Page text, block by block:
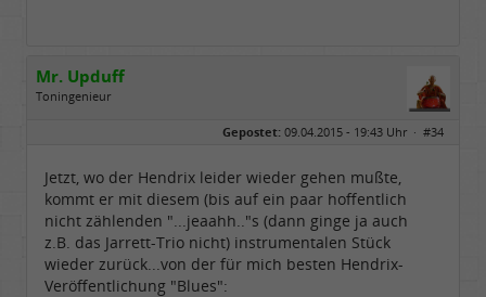
Mr. Upduff
Toningenieur
Basemountainhome
Dabei seit:
02 / 2007
Gepostet: 09.04.2015 - 19:43 Uhr · #34
Jetzt, wo der Hendrix leider wieder gehen mußte,
kommt er mit diesem (bis auf ein paar hoffentlich
nicht zählenden "...jeaahh.."s (dann ginge ja auch
z.B. das Jarrett-Trio nicht) instrumentalen Stück
wieder zurück...von der für mich besten Hendrix-
Veröffentlichung "Blues":